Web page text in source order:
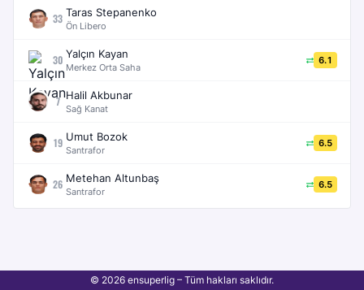
33 Taras Stepanenko
Ön Libero
30 Yalçın Kayan
Merkez Orta Saha
6.1
7 Halil Akbunar
Sağ Kanat
19 Umut Bozok
Santrafor
6.5
26 Metehan Altunbaş
Santrafor
6.5
© 2026 ensuperlig – Tüm hakları saklıdır.